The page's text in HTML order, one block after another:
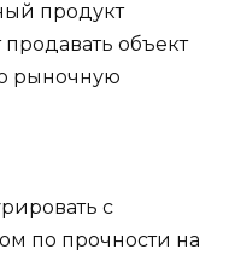
продукт
продавать объект
рыночную
с
по прочности на